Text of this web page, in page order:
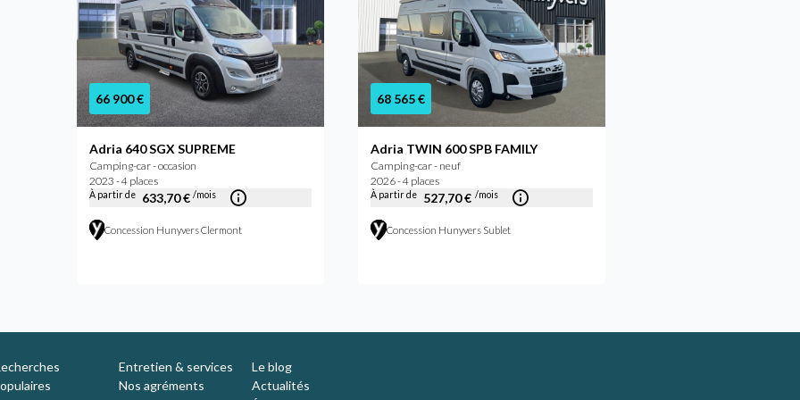
66 900 €
Adria 640 SGX SUPREME
Camping-car - occasion
2023 - 4 places
À partir de 633,70 € /mois
Concession Hunyvers Clermont
68 565 €
Adria TWIN 600 SPB FAMILY
Camping-car - neuf
2026 - 4 places
À partir de 527,70 € /mois
Concession Hunyvers Sublet
Entretien & services
Nos agréments
Le blog
Actualités